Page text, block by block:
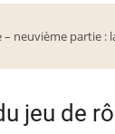
neuvième partie :
jeu de